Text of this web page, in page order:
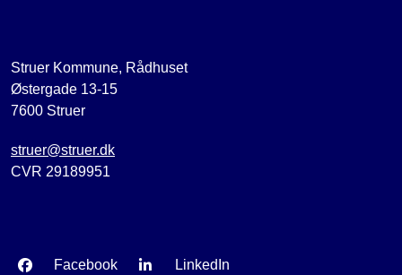
Struer Kommune, Rådhuset
Østergade 13-15
7600 Struer
struer@struer.dk
CVR 29189951
Facebook LinkedIn